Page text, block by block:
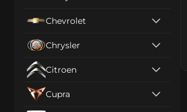
Chevrolet
Chrysler
Citroen
Cupra